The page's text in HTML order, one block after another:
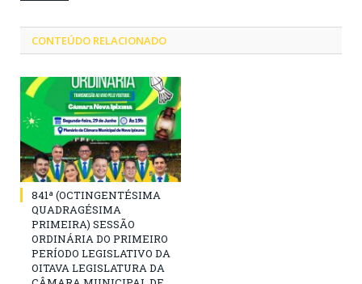
CONTEÚDO RELACIONADO
841ª (OCTINGENTÉSIMA
QUADRAGÉSIMA
PRIMEIRA) SESSÃO
ORDINÁRIA DO PRIMEIRO
PERÍODO LEGISLATIVO DA
OITAVA LEGISLATURA DA